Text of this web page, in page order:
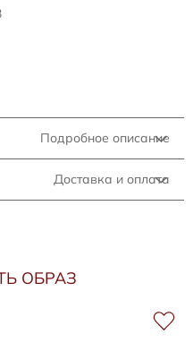
Подробное описание
Доставка и оплата
ОБРАЗ